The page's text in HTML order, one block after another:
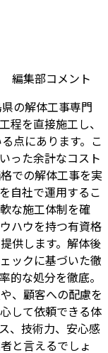
編集部コメント
の解体工事専門
程を直接施工し、
点にあります。こ
った余計なコスト
での解体工事を実
自社で運用するこ
な施工体制を確
ハウを持つ有資格
供します。解体後
ックに基づいた徹
的な処分を徹底。
、顧客への配慮を
して依頼できる体
、技術力、安心感
と言えるでしょ